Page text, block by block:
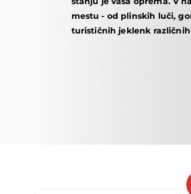
mestu - od plinskih luči,
turističnih jeklenk